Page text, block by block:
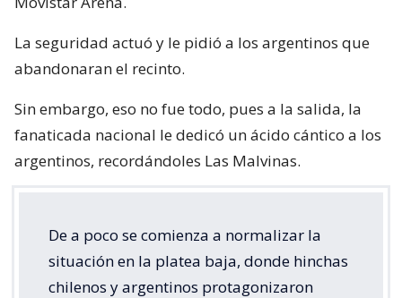
La seguridad actuó y le pidió a los argentinos que
abandonaran el recinto.
Sin embargo, eso no fue todo, pues a la salida, la
fanaticada nacional le dedicó un ácido cántico a los
argentinos, recordándoles Las Malvinas.
De a poco se comienza a normalizar la
situación en la platea baja, donde hinchas
chilenos y argentinos protagonizaron